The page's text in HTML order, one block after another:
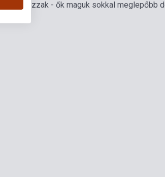
- ők maguk sokkal meglepőbb